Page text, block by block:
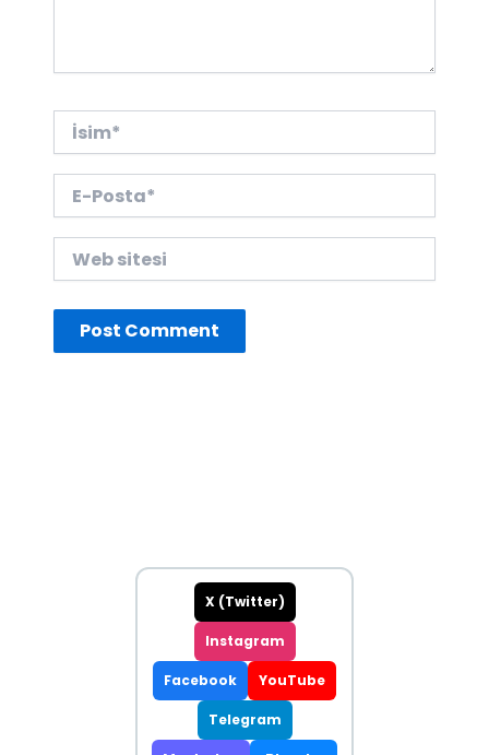
İsim*
Posta*
sitesi
X (Twitter)
Instagram
Facebook YouTube
Telegram